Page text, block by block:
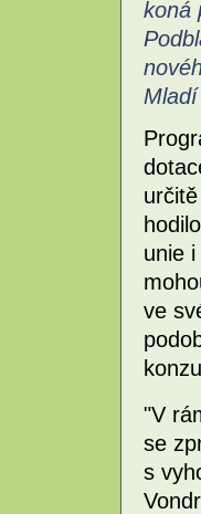
koná
unie
ve
"V
se
s